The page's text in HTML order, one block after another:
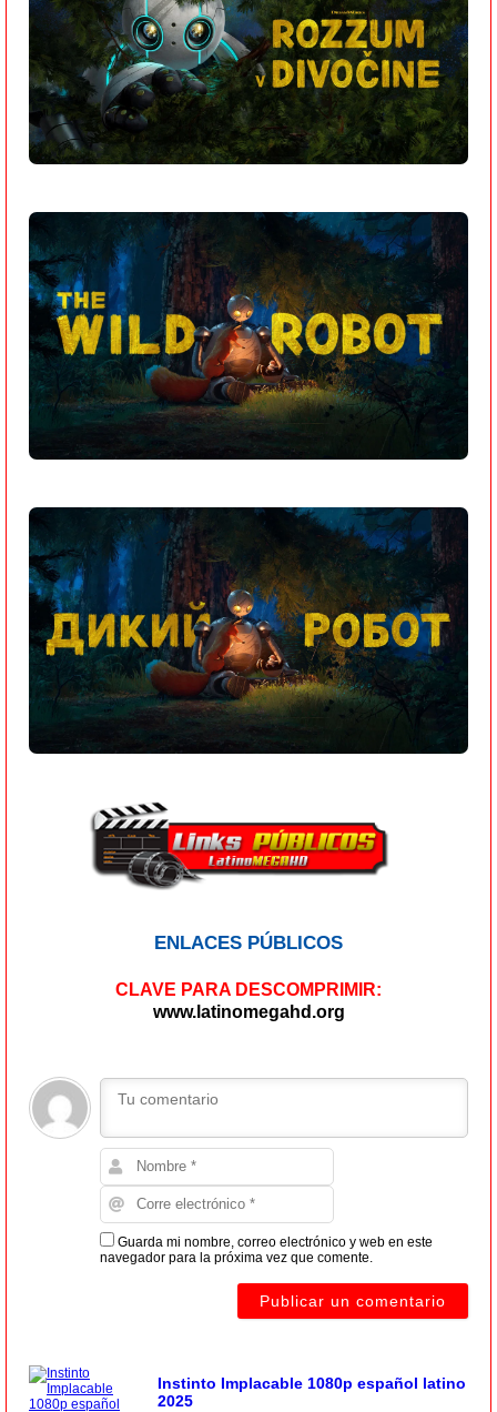
ENLACES PÚBLICOS
CLAVE PARA DESCOMPRIMIR:
www.latinomegahd.org
Guarda mi nombre, correo electrónico y web en este
navegador para la próxima vez que comente.
Instinto Implacable 1080p español latino
2025